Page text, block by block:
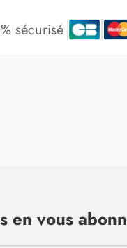
sécurisé
vous